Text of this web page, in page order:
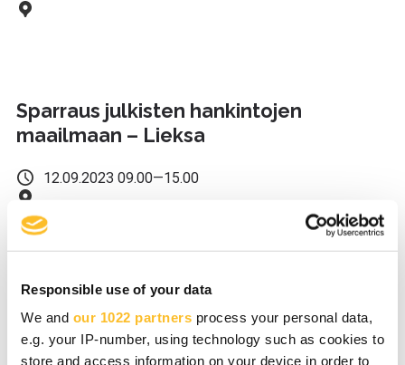
Responsible use of your data
We and our 1022 partners process your personal data,
e.g. your IP-number, using technology such as cookies to
store and access information on your device in order to
Sparraus julkisten hankintojen
maailmaan – Lieksa
12.09.2023 09.00—15.00
International Forest Joensuu Week
04.09.2023–09.09.2023